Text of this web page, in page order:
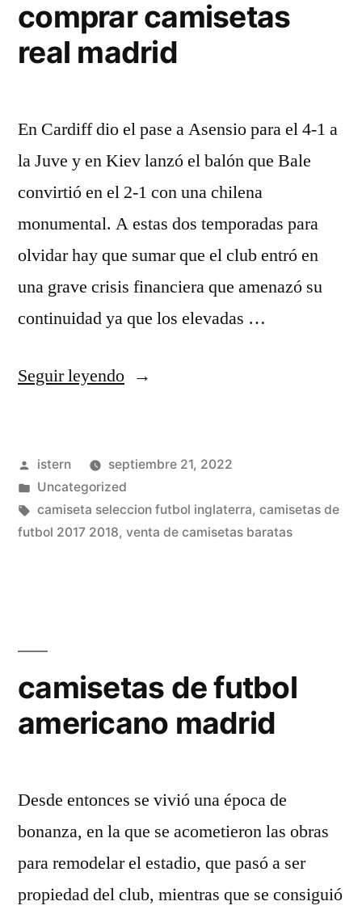
comprar camisetas
real madrid
En Cardiff dio el pase a Asensio para el 4-1 a
la Juve y en Kiev lanzó el balón que Bale
convirtió en el 2-1 con una chilena
monumental. A estas dos temporadas para
olvidar hay que sumar que el club entró en
una grave crisis financiera que amenazó su
continuidad ya que los elevadas …
Seguir leyendo«comprar
madrid»
Publicado
por
istern
septiembre 21, 2022
Publicado
en
Uncategorized
Etiquetas:
camiseta seleccion futbol inglaterra, camisetas de
futbol 2017 2018, venta de camisetas baratas
camisetas de futbol
americano madrid
Desde entonces se vivió una época de
bonanza, en la que se acometieron las obras
para remodelar el estadio, que pasó a ser
propiedad del club, mientras que se consiguió